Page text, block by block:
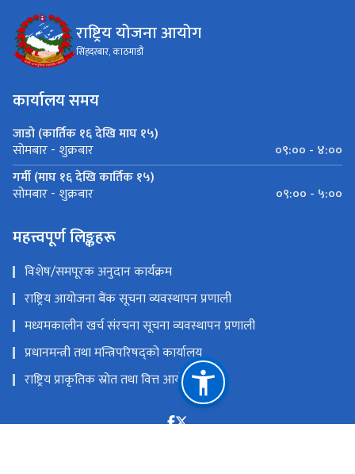
राष्ट्रिय योजना आयोग
सिंहदरबार, काठमाडौं
कार्यालय समय
जाडो (कार्तिक १६ देखि माघ १५)
सोमबार - शुक्रबार
०९:०० - ४:००
गर्मी (माघ १६ देखि कार्तिक १५)
सोमबार - शुक्रबार ०९:०० - ५:००
महत्त्वपूर्ण लिङ्कहरू
विशेष/समपूरक अनुदान कार्यक्रम
राष्ट्रिय आयोजना बैंक सूचना व्यवस्थापन प्रणाली
मध्यमकालीन खर्च संरचना सूचना व्यवस्थापन प्रणाली
प्रधानमन्त्री तथा मन्त्रिपरिषद्को कार्यालय
राष्ट्रिय प्राकृतिक स्रोत तथा वित्त आयोग